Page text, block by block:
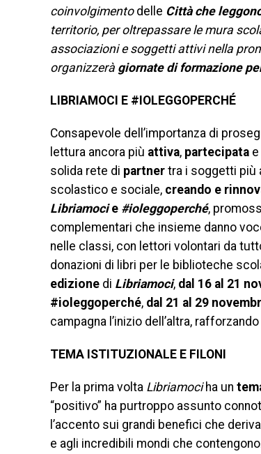
coinvolgimento delle Città che
territorio, per oltrepassare le mura
associazioni e soggetti attivi nella
organizzerà giornate di formazione
LIBRIAMOCI E #IOLEGGOPERCHÉ
Consapevole dell’importanza di
lettura ancora più attiva, partecipata e
solida rete di partner tra i soggetti più
scolastico e sociale, creando e
Libriamocie #ioleggoperché,
complementari che insieme danno
nelle classi, con lettori volontari da
donazioni di libri per le biblioteche
edizione di Libriamoci, dal 16 al 21
#ioleggoperché, dal 21 al 29
campagna l’inizio dell’altra,
TEMA ISTITUZIONALE E FILONI
Per la prima volta Libriamociha un
“positivo” ha purtroppo assunto
l’accento sui grandi benefici che
e agli incredibili mondi che